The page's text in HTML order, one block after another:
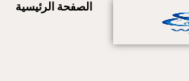
الصفحة الرئيسية